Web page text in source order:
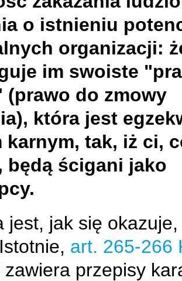
o istnieniu
organizacji:
im swoiste
(prawo do zmowy
która jest
karnym, tak, iż ci,
będą ścigani jako
jest, jak się
art. 265-266
zawiera przepisy